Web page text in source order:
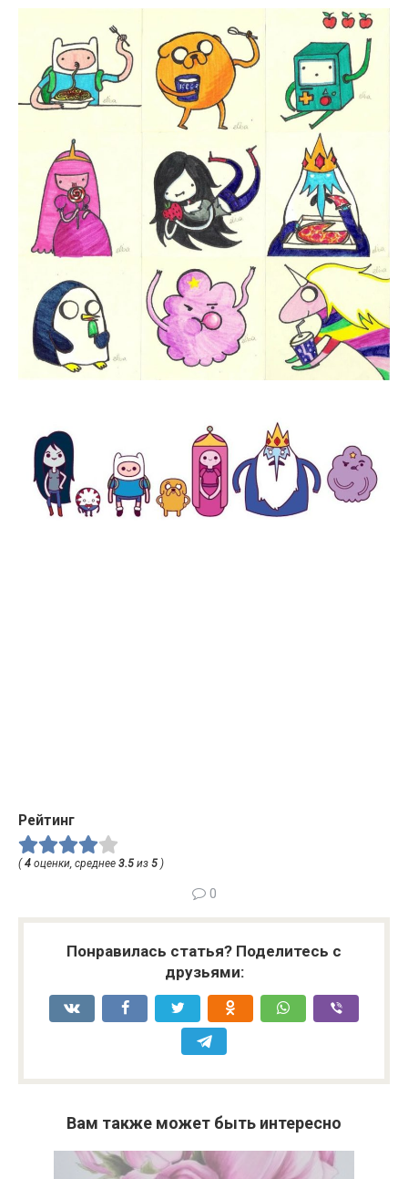
Рейтинг
( 4 оценки, среднее 3.5 из 5 )
0
Понравилась статья? Поделитесь с
друзьями:
Вам также может быть интересно